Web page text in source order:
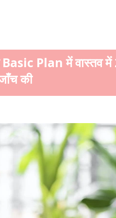
Plan में वास्तव में 2
की